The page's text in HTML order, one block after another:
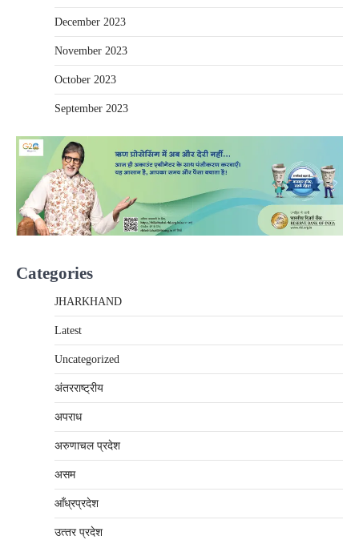
December 2023
November 2023
October 2023
September 2023
Categories
JHARKHAND
Latest
Uncategorized
अंतरराष्‍ट्रीय
अपराध
अरुणाचल प्रदेश
असम
आँध्रप्रदेश
उत्‍तर प्रदेश